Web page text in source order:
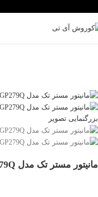
بزرگنمایی تصویر
مانیتور مستر تک مدل GP279Q سایز 27 اینچ